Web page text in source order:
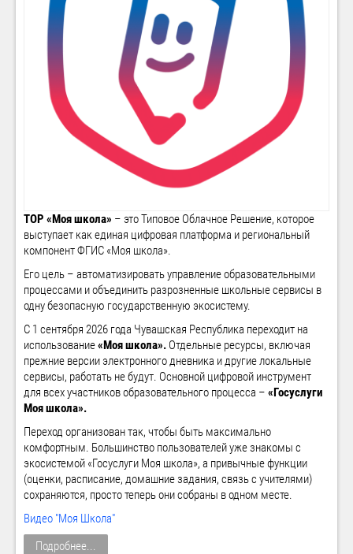
ТОР «Моя школа» – это Типовое Облачное Решение, которое
выступает как единая цифровая платформа и региональный
компонент ФГИС «Моя школа».
Его цель – автоматизировать управление образовательными
процессами и объединить разрозненные школьные сервисы в
одну безопасную государственную экосистему.
С 1 сентября 2026 года Чувашская Республика переходит на
использование«Моя школа». Отдельные ресурсы, включая
прежние версии электронного дневника и другие локальные
сервисы, работать не будут. Основной цифровой инструмент
для всех участников образовательного процесса – «Госуслуги
Моя школа».
Переход организован так, чтобы быть максимально
комфортным. Большинство пользователей уже знакомы с
экосистемой «Госуслуги Моя школа», а привычные функции
(оценки, расписание, домашние задания, связь с учителями)
сохраняются, просто теперь они собраны в одном месте.
Видео "Моя Школа"
Подробнее...